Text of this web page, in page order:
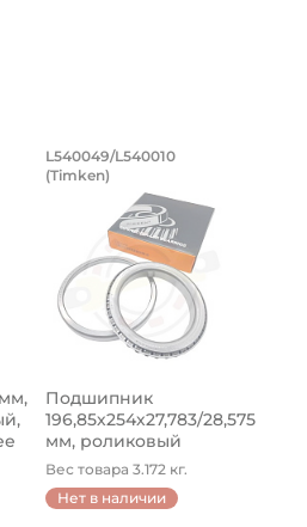
мм, шариковый
мм, шариковый двухрядный,
Подшипник
Подшипник
L540049/L540010
(Timken)
Подшипник
196,85х254х27,783/28,575
мм, роликовый
однорядный конический
...
Вес товара 3.172 кг.
Нет в наличии